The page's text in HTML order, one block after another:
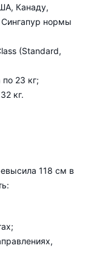
Канаду,
нормы
(Standard,
23 кг;
кг.
118 см в